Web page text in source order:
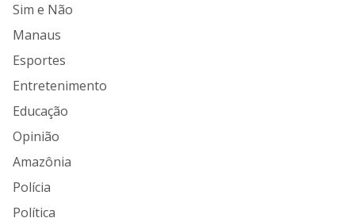
Sim e Não
Manaus
Esportes
Entretenimento
Educação
Opinião
Amazônia
Polícia
Política